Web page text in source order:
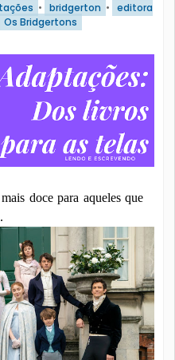
• bridgerton • editora
Os Bridgertons
doce para aqueles que